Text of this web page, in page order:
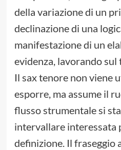
della variazione di un
declinazione di una
manifestazione di un
evidenza, lavorando sul
Il sax tenore non viene
esporre, ma assume il
flusso strumentale si
intervallare interessata
definizione. Il fraseggio